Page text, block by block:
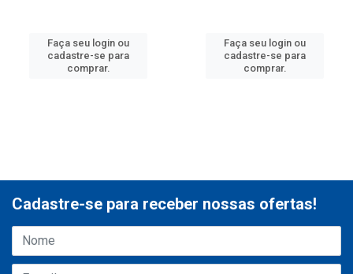
Faça seu login ou
cadastre-se para
comprar.
Faça seu login ou
cadastre-se para
comprar.
Cadastre-se para receber nossas ofertas!